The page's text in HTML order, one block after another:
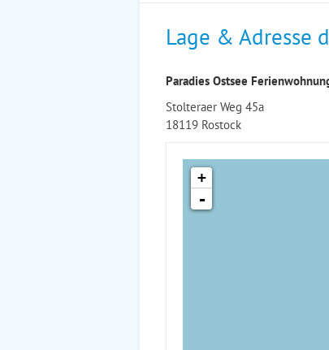
Lage & Adresse
Paradies Ostsee
Stolteraer Weg 45a
18119 Rostock
+
-